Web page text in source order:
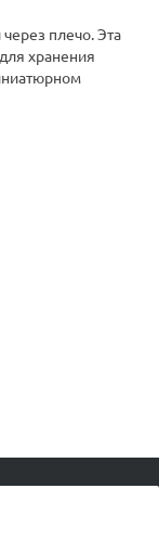
плечо. Эта
хранения